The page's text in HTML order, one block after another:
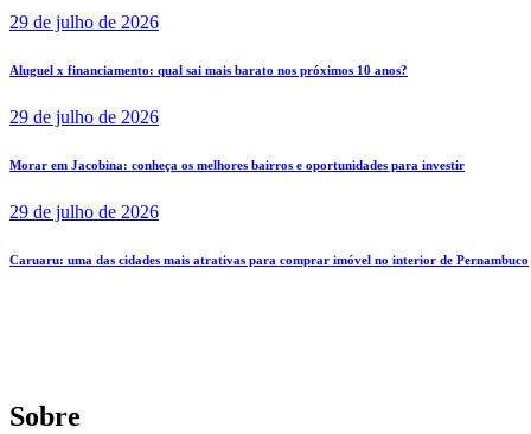
29 de julho de 2026
Aluguel x financiamento: qual sai mais barato nos próximos 10 anos?
29 de julho de 2026
Morar em Jacobina: conheça os melhores bairros e oportunidades para investir
29 de julho de 2026
Caruaru: uma das cidades mais atrativas para comprar imóvel no interior de Pernambuco
Sobre